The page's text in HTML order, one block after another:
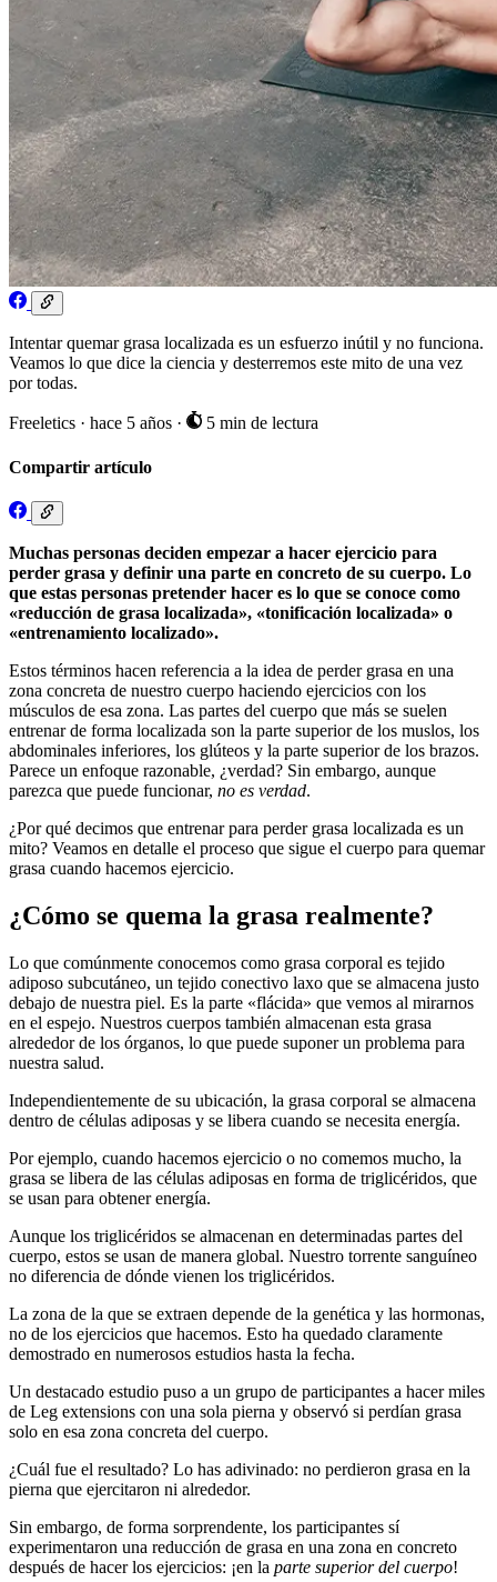
Intentar quemar grasa localizada es un esfuerzo inútil y no funciona.
Veamos lo que dice la ciencia y desterremos este mito de una vez
por todas.
Freeletics · hace 5 años · 5 min de lectura
Compartir artículo
Muchas personas deciden empezar a hacer ejercicio para
perder grasa y definir una parte en concreto de su cuerpo. Lo
que estas personas pretender hacer es lo que se conoce como
«reducción de grasa localizada», «tonificación localizada» o
«entrenamiento localizado».
Estos términos hacen referencia a la idea de perder grasa en una
zona concreta de nuestro cuerpo haciendo ejercicios con los
músculos de esa zona. Las partes del cuerpo que más se suelen
entrenar de forma localizada son la parte superior de los muslos, los
abdominales inferiores, los glúteos y la parte superior de los brazos.
Parece un enfoque razonable, ¿verdad? Sin embargo, aunque
parezca que puede funcionar, no es verdad.
¿Por qué decimos que entrenar para perder grasa localizada es un
mito? Veamos en detalle el proceso que sigue el cuerpo para quemar
grasa cuando hacemos ejercicio.
¿Cómo se quema la grasa realmente?
Lo que comúnmente conocemos como grasa corporal es tejido
adiposo subcutáneo, un tejido conectivo laxo que se almacena justo
debajo de nuestra piel. Es la parte «flácida» que vemos al mirarnos
en el espejo. Nuestros cuerpos también almacenan esta grasa
alrededor de los órganos, lo que puede suponer un problema para
nuestra salud.
Independientemente de su ubicación, la grasa corporal se almacena
dentro de células adiposas y se libera cuando se necesita energía.
Por ejemplo, cuando hacemos ejercicio o no comemos mucho, la
grasa se libera de las células adiposas en forma de triglicéridos, que
se usan para obtener energía.
Aunque los triglicéridos se almacenan en determinadas partes del
cuerpo, estos se usan de manera global. Nuestro torrente sanguíneo
no diferencia de dónde vienen los triglicéridos.
La zona de la que se extraen depende de la genética y las hormonas,
no de los ejercicios que hacemos. Esto ha quedado claramente
demostrado en numerosos estudios hasta la fecha.
Un destacado estudio puso a un grupo de participantes a hacer miles
de Leg extensions con una sola pierna y observó si perdían grasa
solo en esa zona concreta del cuerpo.
¿Cuál fue el resultado? Lo has adivinado: no perdieron grasa en la
pierna que ejercitaron ni alrededor.
Sin embargo, de forma sorprendente, los participantes sí
experimentaron una reducción de grasa en una zona en concreto
después de hacer los ejercicios: ¡en la parte superior del cuerpo!